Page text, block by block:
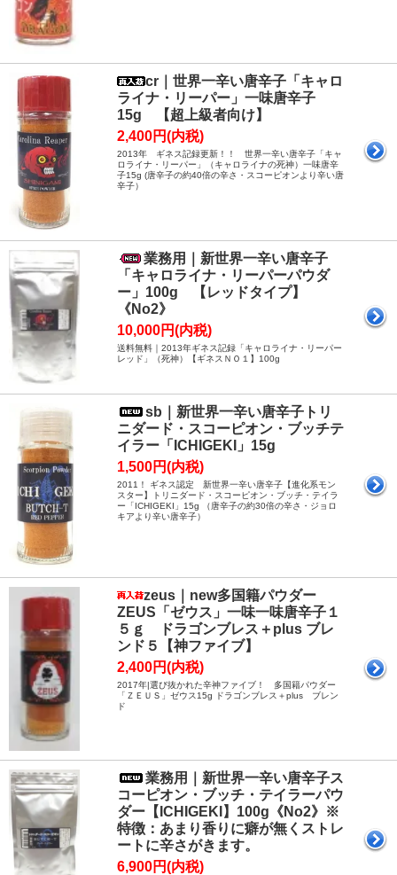
cr｜世界一辛い唐辛子「キャロ
ライナ・リーパー」一味唐辛子
15g 【超上級者向け】
2,400円(内税)
2013年 ギネス記録更新！！ 世界一辛い唐辛子「キャ
ロライナ・リーパー」（キャロライナの死神）一味唐辛
子15g (唐辛子の約40倍の辛さ・スコーピオンより辛い唐
辛子）
業務用｜新世界一辛い唐辛子
「キャロライナ・リーパーパウダ
ー」100g 【レッドタイプ】
《No2》
10,000円(内税)
送料無料｜2013年ギネス記録「キャロライナ・リーパー
レッド」（死神）【ギネスＮＯ１】100g
sb｜新世界一辛い唐辛子トリ
ニダード・スコーピオン・ブッチテ
イラー「ICHIGEKI」15g
1,500円(内税)
2011！ ギネス認定 新世界一辛い唐辛子【進化系モン
スター】トリニダード・スコーピオン・ブッチ・テイラ
ー「ICHIGEKI」15g （唐辛子の約30倍の辛さ・ジョロ
キアより辛い唐辛子）
zeus｜new多国籍パウダー
ZEUS「ゼウス」一味一味唐辛子１
５ｇ ドラゴンブレス＋plus ブレ
ンド５【神ファイブ】
2,400円(内税)
2017年|選び抜かれた辛神ファイブ！ 多国籍パウダー
「ＺＥＵＳ」ゼウス15g ドラゴンブレス＋plus ブレン
ド
業務用｜新世界一辛い唐辛子ス
コーピオン・ブッチ・テイラーパウ
ダー【ICHIGEKI】100g《No2》※
特徴：あまり香りに癖が無くストレ
ートに辛さがきます。
6,900円(内税)